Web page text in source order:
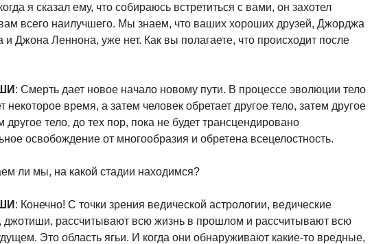
я сказал ему, что собираюсь встретиться с вами, он захотел
всего наилучшего. Мы знаем, что ваших хороших друзей, Джорджа
и Джона Леннона, уже нет. Как вы полагаете, что происходит после
: Смерть дает новое начало новому пути. В процессе эволюции тело
некоторое время, а затем человек обретает другое тело, затем другое
другое тело, до тех пор, пока не будет трансцендировано
освобождение от многообразия и обретена всецелостность.
ли мы, на какой стадии находимся?
: Конечно! С точки зрения ведической астрологии, ведические
джотиши, рассчитывают всю жизнь в прошлом и рассчитывают всю
Это область ягьи. И когда они обнаруживают какие-то вредные,